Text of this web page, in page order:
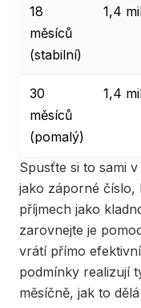
18
měsíců
(stabilní)
1,4
30
měsíců
(pomalý)
1,4
Spusťte si to sami
jako záporné číslo,
příjmech jako
zarovnejte je
vrátí přímo
podmínky realizují
měsíčně, jak to